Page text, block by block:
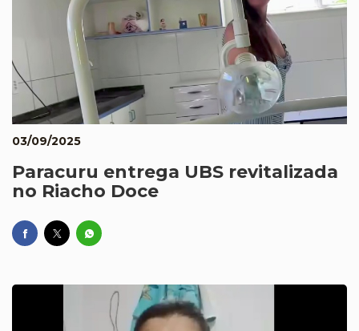
03/09/2025
Paracuru entrega UBS revitalizada
no Riacho Doce